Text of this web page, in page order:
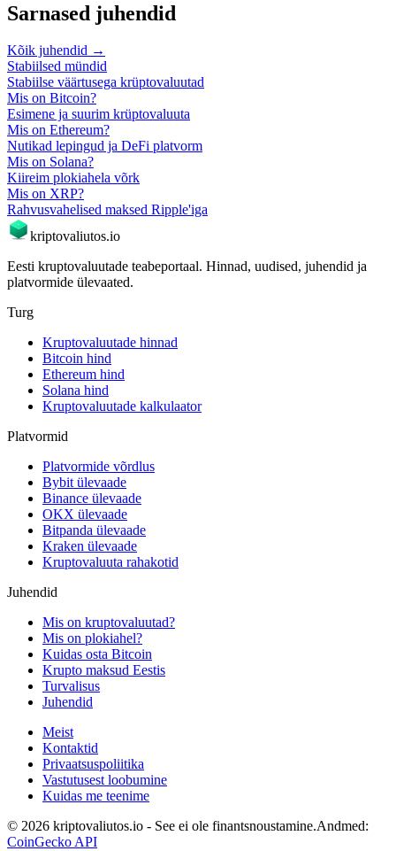
Sarnased juhendid
Kõik juhendid →
Stabiilsed mündid
Stabiilse väärtusega krüptovaluutad
Mis on Bitcoin?
Esimene ja suurim krüptovaluuta
Mis on Ethereum?
Nutikad lepingud ja DeFi platvorm
Mis on Solana?
Kiireim plokiahela võrk
Mis on XRP?
Rahvusvahelised maksed Ripple'iga
kriptovaliutos.io
Eesti kruptovaluutade teabeportaal. Hinnad, uudised, juhendid ja
platvormide ülevaated.
Turg
Kruptovaluutade hinnad
Bitcoin hind
Ethereum hind
Solana hind
Kruptovaluutade kalkulaator
Platvormid
Platvormide võrdlus
Bybit ülevaade
Binance ülevaade
OKX ülevaade
Bitpanda ülevaade
Kraken ülevaade
Kruptovaluuta rahakotid
Juhendid
Mis on kruptovaluutad?
Mis on plokiahel?
Kuidas osta Bitcoin
Krupto maksud Eestis
Turvalisus
Juhendid
Meist
Kontaktid
Privaatsuspoliitika
Vastutusest loobumine
Kuidas me teenime
© 2026 kriptovaliutos.io - See ei ole finantsnoustamine.Andmed:
CoinGecko API